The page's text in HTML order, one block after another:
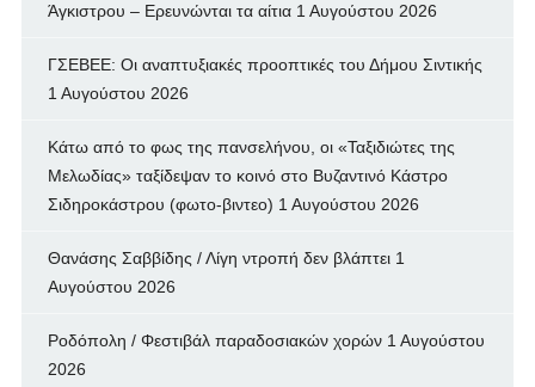
Άγκιστρου – Ερευνώνται τα αίτια 1 Αυγούστου 2026
ΓΣΕΒΕΕ: Οι αναπτυξιακές προοπτικές του Δήμου Σιντικής
1 Αυγούστου 2026
Κάτω από το φως της πανσελήνου, οι «Ταξιδιώτες της
Μελωδίας» ταξίδεψαν το κοινό στο Βυζαντινό Κάστρο
Σιδηροκάστρου (φωτο-βιντεο) 1 Αυγούστου 2026
Θανάσης Σαββίδης / Λίγη ντροπή δεν βλάπτει 1
Αυγούστου 2026
Ροδόπολη / Φεστιβάλ παραδοσιακών χορών 1 Αυγούστου
2026